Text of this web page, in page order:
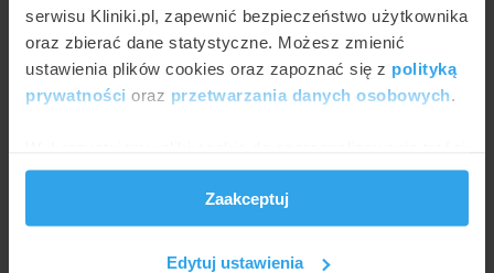
serwisu Kliniki.pl, zapewnić bezpieczeństwo użytkownika
oraz zbierać dane statystyczne. Możesz zmienić
ustawienia plików cookies oraz zapoznać się z polityką
prywatności oraz przetwarzania danych osobowych.
i reklam, aby oferować funkcje społecznościowe i
analizować ruch w naszej witrynie. Informacje o tym, jak
korzystasz z naszej witryny, udostępniamy partnerom
społecznościowym, reklamowym i analitycznym.
Zaakceptuj
Edytuj ustawienia
Laserowy endolifting Fotona 4D
MARCIN NOWAKOWSKI